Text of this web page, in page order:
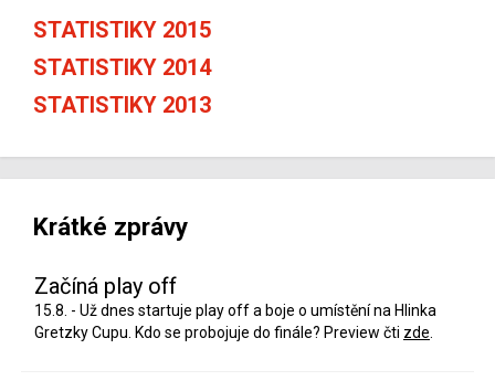
STATISTIKY 2015
STATISTIKY 2014
STATISTIKY 2013
Krátké zprávy
Začíná play off
15.8. - Už dnes startuje play off a boje o umístění na Hlinka
Gretzky Cupu. Kdo se probojuje do finále? Preview čti zde